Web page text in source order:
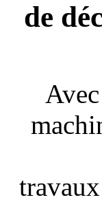
de